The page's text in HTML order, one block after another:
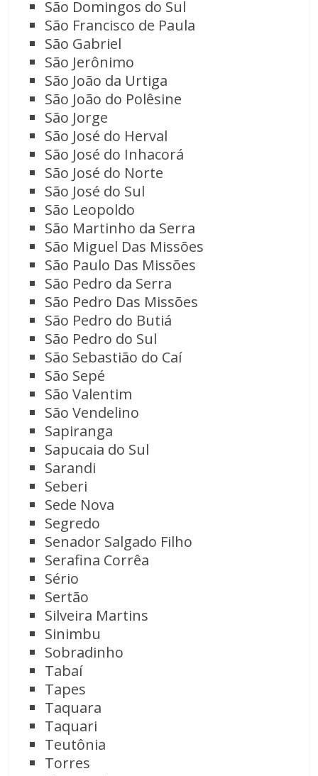
São Domingos do Sul
São Francisco de Paula
São Gabriel
São Jerônimo
São João da Urtiga
São João do Polêsine
São Jorge
São José do Herval
São José do Inhacorá
São José do Norte
São José do Sul
São Leopoldo
São Martinho da Serra
São Miguel Das Missões
São Paulo Das Missões
São Pedro da Serra
São Pedro Das Missões
São Pedro do Butiá
São Pedro do Sul
São Sebastião do Caí
São Sepé
São Valentim
São Vendelino
Sapiranga
Sapucaia do Sul
Sarandi
Seberi
Sede Nova
Segredo
Senador Salgado Filho
Serafina Corrêa
Sério
Sertão
Silveira Martins
Sinimbu
Sobradinho
Tabaí
Tapes
Taquara
Taquari
Teutônia
Torres